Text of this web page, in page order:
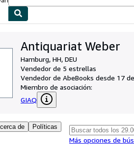
Antiquariat Weber
Hamburg, HH, DEU
Vendedor de 5 estrellas
Vendedor de AbeBooks desde 17
Miembro de asociación:
GIAQ
de Políticas
Más opciones de